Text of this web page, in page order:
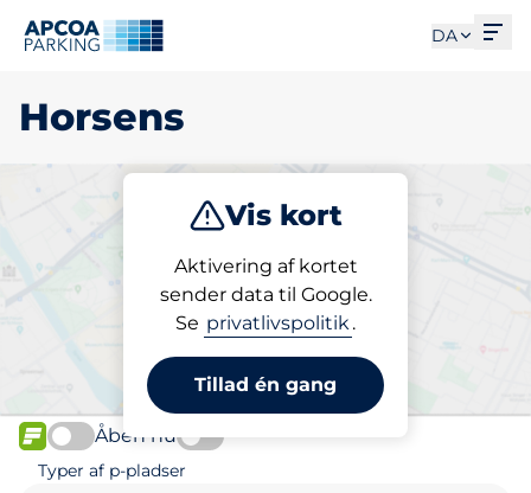
DA
Horsens
Vis kort
Aktivering af kortet
sender data til Google.
Se privatlivspolitik.
Tillad én gang
Parkering Opladning Abonnement
Vælg din p-plads i Horsens
FLOW
Åben nu
Typer af p-pladser